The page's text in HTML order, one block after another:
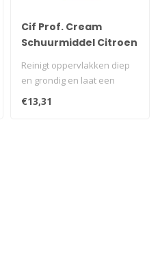
Cif Prof. Cream
Schuurmiddel Citroen
Reinigt oppervlakken diep
en grondig en laat een
brandschoon, glanzend
oppervlak..
€13,31